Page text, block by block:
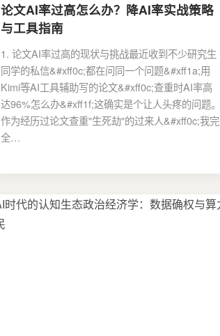
论文AI率过高怎么办？降AI率实战策略
与工具指南
1. 论文AI率过高的现状与挑战最近收到不少研究生
同学的私信&#xff0c;都在问同一个问题&#xff1a;用
Kimi等AI工具辅助写的论文&#xff0c;查重时AI率高
达96%怎么办&#xff1f;这确实是个让人头疼的问题。
作为经历过论文查重"生死劫"的过来人&#xff0c;我完
全…